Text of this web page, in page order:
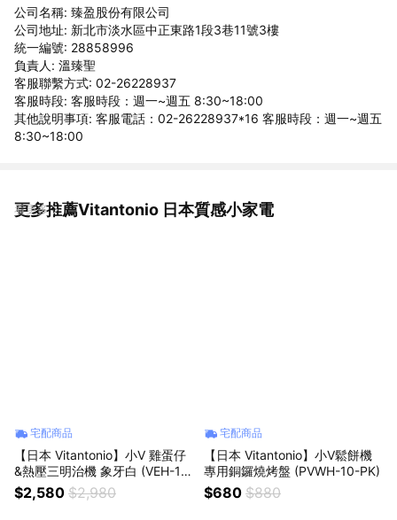
公司名稱: 臻盈股份有限公司
公司地址: 新北市淡水區中正東路1段3巷11號3樓
統一編號: 28858996
負責人: 溫臻聖
客服聯繫方式: 02-26228937
客服時段: 客服時段：週一~週五 8:30~18:00
其他說明事項: 客服電話：02-26228937*16 客服時段：週一~週五
8:30~18:00
更多推薦Vitantonio 日本質感小家電
看更多
宅配商品
【日本 Vitantonio】小V 雞蛋仔
&熱壓三明治機 象牙白 (VEH-10
B-I)
$2,580 $2,980
宅配商品
【日本 Vitantonio】小V鬆餅機
專用銅鑼燒烤盤 (PVWH-10-PK)
$680 $880